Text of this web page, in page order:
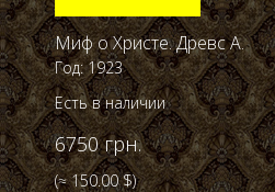
Миф о Христе. Древс А.
Год: 1923
Есть в наличии
6750 грн.
(≈ 150.00 $)